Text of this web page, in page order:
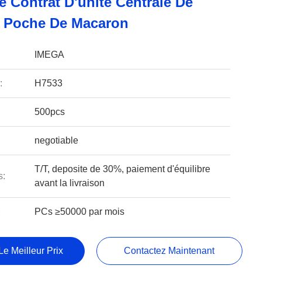
De Macaron
IMEGA
H7533
500pcs
negotiable
T/T, deposite de 30%, paiement d'équilibre
avant la livraison
PCs ≥50000 par mois
Meilleur Prix Contactez Maintenant